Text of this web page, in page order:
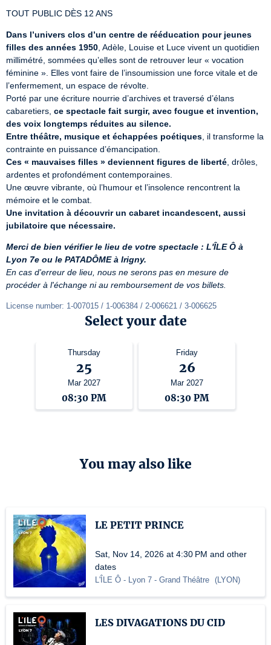
TOUT PUBLIC DÈS 12 ANS
Dans l’univers clos d’un centre de rééducation pour jeunes
filles des années 1950 , Adèle, Louise et Luce vivent un quotidien
millimétré, sommées qu’elles sont de retrouver leur « vocation
féminine ». Elles vont faire de l’insoumission une force vitale et de
l’enfermement, un espace de révolte.
Porté par une écriture nourrie d’archives et traversé d’élans
cabaretiers, ce spectacle fait surgir, avec fougue et invention,
des voix longtemps réduites au silence.
Entre théâtre, musique et échappées poétiques , il transforme la
Ces « mauvaises filles » deviennent figures de liberté , drôles,
ardentes et profondément contemporaines.
Une œuvre vibrante, où l’humour et l’insolence rencontrent la
Une invitation à découvrir un cabaret incandescent, aussi
jubilatoire que nécessaire.
Merci de bien vérifier le lieu de votre spectacle : L'ÎLE Ô à
Lyon 7e ou le PATADÔME à Irigny.
En cas d'erreur de lieu, nous ne serons pas en mesure de
procéder à l'échange ni au remboursement de vos billets.
License number: 1-007015 / 1-006384 / 2-006621 / 3-006625
Select your date
Thursday
25
Mar 2027
08:30 PM
Friday
26
Mar 2027
08:30 PM
You may also like
LE PETIT PRINCE
Sat, Nov 14, 2026 at 4:30 PM and other
dates
L'ÎLE Ô - Lyon 7 - Grand Théâtre (LYON)
LES DIVAGATIONS DU CID